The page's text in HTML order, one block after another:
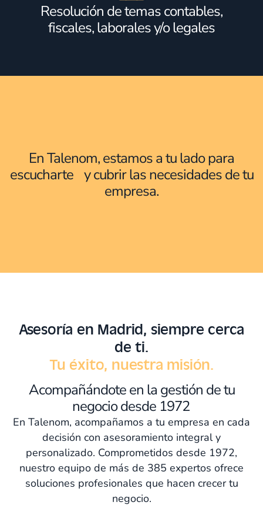
Resolución de temas contables,
fiscales, laborales y/o legales
En Talenom, estamos a tu lado para
escucharte y cubrir las necesidades de tu
empresa.
Asesoría en Madrid, siempre cerca
de ti.
Tu éxito, nuestra misión.
Acompañándote en la gestión de tu
negocio desde 1972
En Talenom, acompañamos a tu empresa en cada
decisión con asesoramiento integral y
personalizado. Comprometidos desde 1972,
nuestro equipo de más de 385 expertos ofrece
soluciones profesionales que hacen crecer tu
negocio.